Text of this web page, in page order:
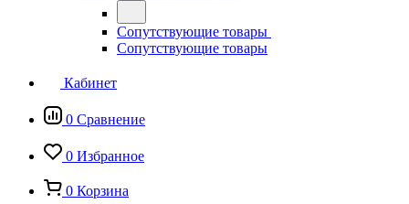
Сопутствующие товары
Сопутствующие товары
Кабинет
0 Сравнение
0 Избранное
0 Корзина